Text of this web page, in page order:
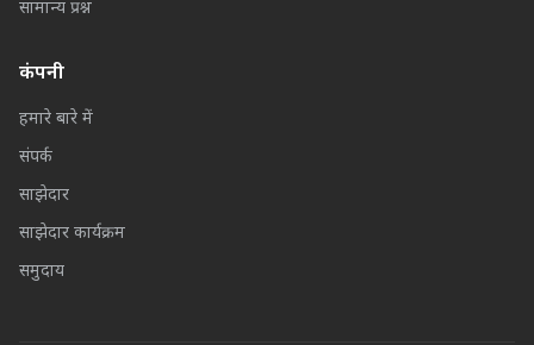
सामान्य प्रश्न
कंपनी
हमारे बारे में
संपर्क
साझेदार
साझेदार कार्यक्रम
समुदाय